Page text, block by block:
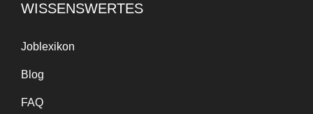
WISSENSWERTES
Joblexikon
Blog
FAQ